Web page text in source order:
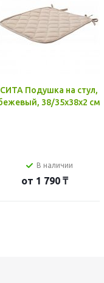
СИТА Подушка на стул,
38/35x38x2 см
В наличии
от 1 790 ₸